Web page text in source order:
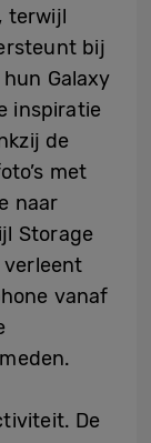
terwijl
bij
Galaxy
inspiratie
de
met
naar
Storage
vanaf
De